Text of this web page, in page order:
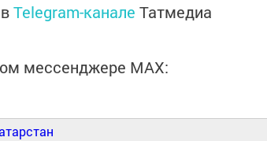
Telegram-канале Татмедиа
мессенджере MАХ: